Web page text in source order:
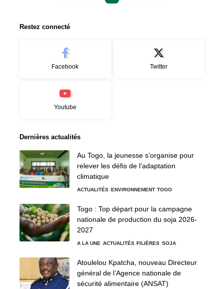
Restez connecté
Facebook Twitter
Youtube
Dernières actualités
Au Togo, la jeunesse s’organise pour
relever les défis de l’adaptation
climatique
ACTUALITÉS ENVIRONNEMENT TOGO
Togo : Top départ pour la campagne
nationale de production du soja 2026-
2027
A LA UNE ACTUALITÉS FILIÈRES SOJA
Atoulelou Kpatcha, nouveau Directeur
général de l’Agence nationale de
sécurité alimentaire (ANSAT)